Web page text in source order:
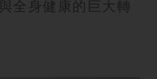
全身健康的巨大轉